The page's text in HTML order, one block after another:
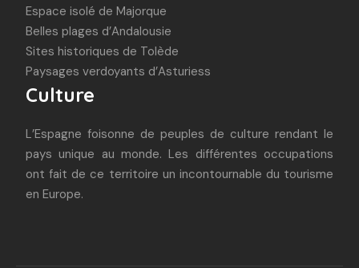
Espace isolé de Majorque
Belles plages d’Andalousie
Sites historiques de Tolède
Paysages verdoyants d’Asturiess
Culture
L’Espagne foisonne de peuples de culture rendant le
pays unique au monde. Les différentes occupations
ont fait de ce territoire un incontournable du tourisme
en Europe.